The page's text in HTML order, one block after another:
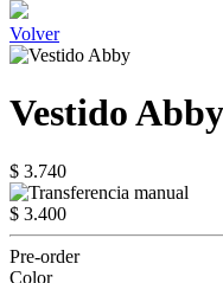
Volver
Vestido Abby
$ 3.740
$ 3.400
Pre-order
Color